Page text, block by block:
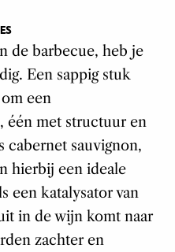
de barbecue, heb je
Een sappig stuk
een
één met structuur en
cabernet sauvignon,
hierbij een ideale
een katalysator van
in de wijn komt naar
zachter en